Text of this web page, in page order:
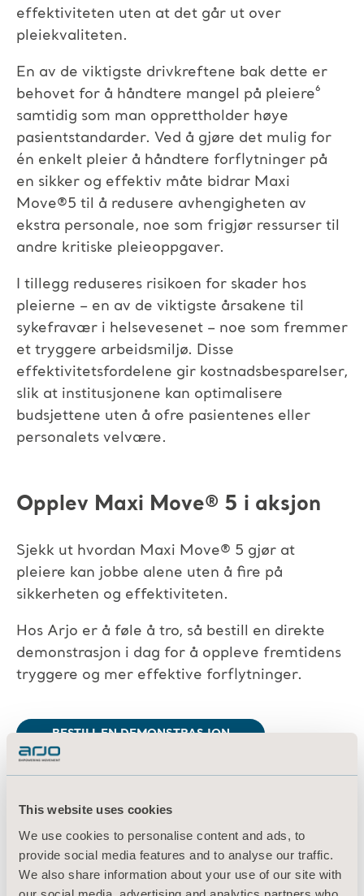
This website uses cookies
We use cookies to personalise content and ads, to
provide social media features and to analyse our traffic.
We also share information about your use of our site with
effektiviteten uten at det går ut over
pleiekvaliteten.
En av de viktigste drivkreftene bak dette er
behovet for å håndtere mangel på pleiere⁶
samtidig som man opprettholder høye
pasientstandarder. Ved å gjøre det mulig for
én enkelt pleier å håndtere forflytninger på
en sikker og effektiv måte bidrar Maxi
Move®5 til å redusere avhengigheten av
ekstra personale, noe som frigjør ressurser til
andre kritiske pleieoppgaver.
I tillegg reduseres risikoen for skader hos
pleierne – en av de viktigste årsakene til
sykefravær i helsevesenet – noe som fremmer
et tryggere arbeidsmiljø. Disse
effektivitetsfordelene gir kostnadsbesparelser,
slik at institusjonene kan optimalisere
budsjettene uten å ofre pasientenes eller
personalets velvære.
Opplev Maxi Move® 5 i aksjon
Sjekk ut hvordan Maxi Move® 5 gjør at
pleiere kan jobbe alene uten å fire på
sikkerheten og effektiviteten.
Hos Arjo er å føle å tro, så bestill en direkte
demonstrasjon i dag for å oppleve fremtidens
tryggere og mer effektive forflytninger.
BESTILL EN DEMONSTRASJON
Harrison, D. Single Handed Care Part One The Winning
co.uk/single-handed-care-part-one-the-winning-formula/
Accessed on 02.04.2020​
ISO/TR 12296:2012 Ergonomics – Manual Handling of